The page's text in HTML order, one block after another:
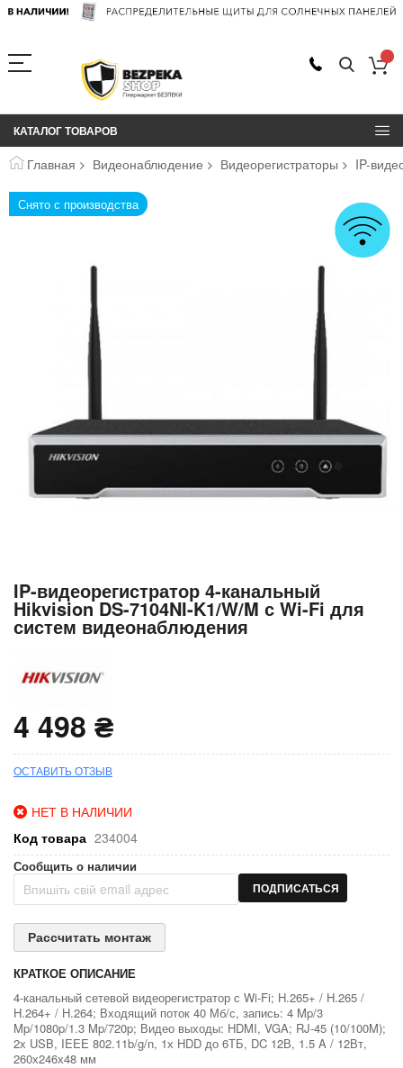
КАТАЛОГ ТОВАРОВ
Главная Видеонаблюдение Видеорегистраторы IP-
Пропустить
и
Снято с производства
Перейти
началу
галереи
IP-видеорегистратор 4-канальный
Hikvision DS-7104NI-K1/W/M с Wi-Fi для
систем видеонаблюдения
4 498 ₴
ОСТАВИТЬ ОТЗЫВ
НЕТ В НАЛИЧИИ
Код товара 234004
Сообщить о наличии
ПОДПИСАТЬСЯ
Рассчитать монтаж
КРАТКОЕ ОПИСАНИЕ
4-канальный сетевой видеорегистратор с Wi-Fi; H.265+ / H.265 /
H.264+ / H.264; Входящий поток 40 Мб/с, запись: 4 Mp/3
Mp/1080p/1.3 Mp/720p; Видео выходы: HDMI, VGA; RJ-45 (10/100M);
2х USB, IEEE 802.11b/g/n, 1х HDD до 6ТБ, DC 12В, 1.5 A / 12Вт,
260х246х48 мм